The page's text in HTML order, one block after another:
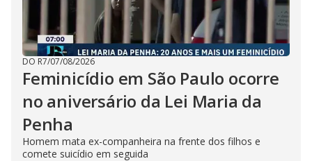
DO R7/07/08/2026
Feminicídio em São Paulo ocorre
no aniversário da Lei Maria da
Penha
Homem mata ex-companheira na frente dos filhos e
comete suicídio em seguida